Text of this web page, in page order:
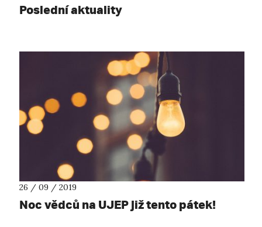
Poslední aktuality
26 / 09 / 2019
Noc vědců na UJEP již tento pátek!